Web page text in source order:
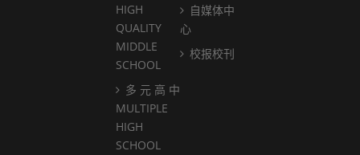
HIGH
QUALITY
MIDDLE
SCHOOL
多 元 高 中
MULTIPLE
HIGH
SCHOOL
自媒体中
心
校报校刊